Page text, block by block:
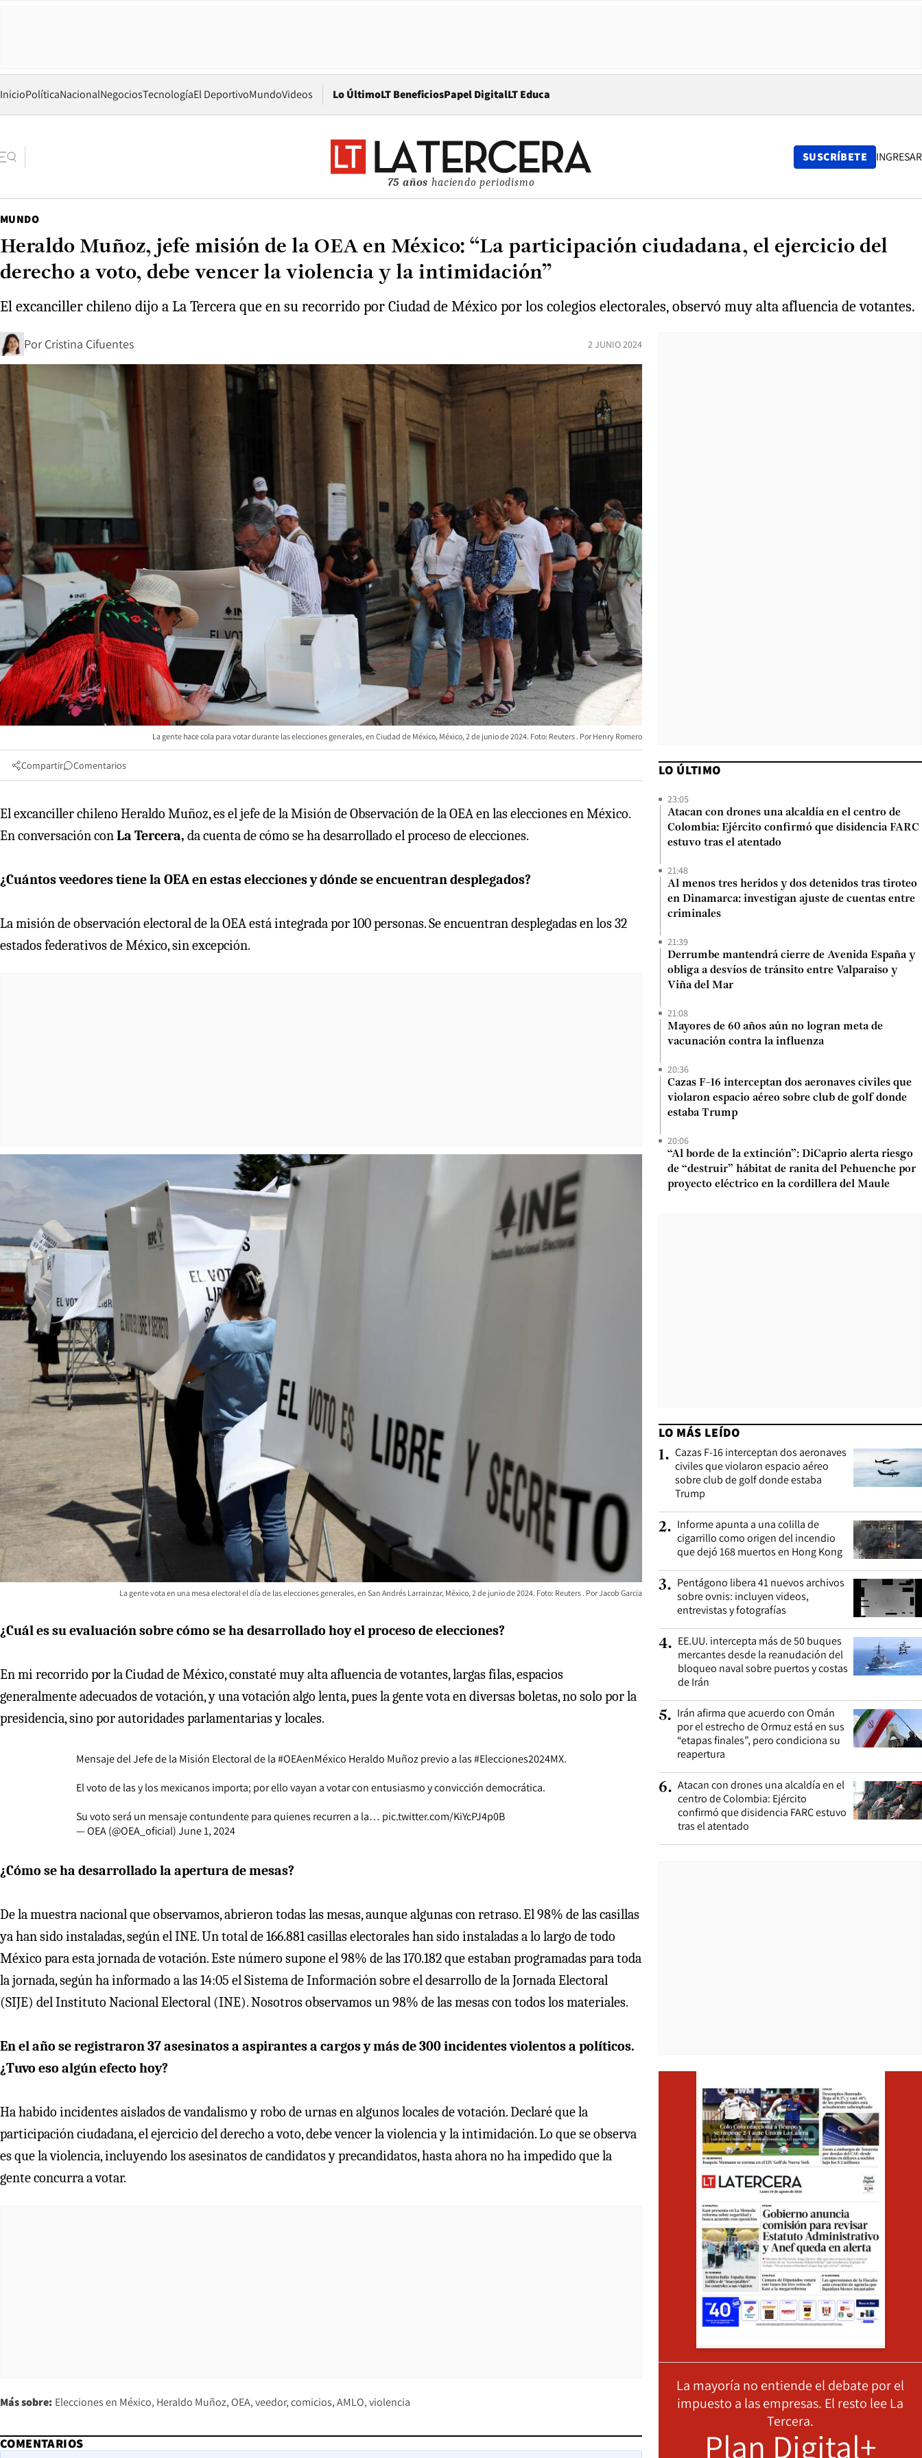
InicioPolíticaNacionalNegociosTecnologíaEl DeportivoMundoVideos Lo ÚltimoLT BeneficiosPapel DigitalOpens in new window
LT Educa
75 años haciendo periodismo
SUSCRÍBETE INGRESAR
MUNDO
Heraldo Muñoz, jefe misión de la OEA en México: “La participación ciudadana, el ejercicio del
derecho a voto, debe vencer la violencia y la intimidación”
El excanciller chileno dijo a La Tercera que en su recorrido por Ciudad de México por los colegios electorales, observó muy alta afluencia de votantes.
Por Cristina Cifuentes 2 JUNIO 2024
La gente hace cola para votar durante las elecciones generales, en Ciudad de México, México, 2 de junio de 2024. Foto: Reuters Henry Romero
Compartir Comentarios
El excanciller chileno Heraldo Muñoz, es el jefe de la Misión de Observación de la OEA en las elecciones en México.
En conversación conLa Tercera, da cuenta de cómo se ha desarrollado el proceso de elecciones.
¿Cuántos veedores tiene la OEA en estas elecciones y dónde se encuentran desplegados?
La misión de observación electoral de la OEA está integrada por 100 personas. Se encuentran desplegadas en los 32
estados federativos de México, sin excepción.
La gente vota en una mesa electoral el día de las elecciones generales, en San Andrés Larrainzar, México, 2 de junio de 2024. Foto: Reuters Jacob Garcia
¿Cuál es su evaluación sobre cómo se ha desarrollado hoy el proceso de elecciones?
En mi recorrido por la Ciudad de México, constaté muy alta afluencia de votantes, largas filas, espacios
generalmente adecuados de votación, y una votación algo lenta, pues la gente vota en diversas boletas, no solo por la
presidencia, sino por autoridades parlamentarias y locales.
Mensaje del Jefe de la Misión Electoral de la#OEAenMéxico Heraldo Muñoz previo a las#Elecciones2024MX.
El voto de las y los mexicanos importa; por ello vayan a votar con entusiasmo y convicción democrática.
Su voto será un mensaje contundente para quienes recurren a la… pic.twitter.com/KiYcPJ4p0B
— OEA (@OEA_oficial)June 1, 2024
¿Cómo se ha desarrollado la apertura de mesas?
De la muestra nacional que observamos, abrieron todas las mesas, aunque algunas con retraso. El 98% de las casillas
ya han sido instaladas, según el INE. Un total de 166.881 casillas electorales han sido instaladas a lo largo de todo
México para esta jornada de votación. Este número supone el 98% de las 170.182 que estaban programadas para toda
la jornada, según ha informado a las 14:05 el Sistema de Información sobre el desarrollo de la Jornada Electoral
(SIJE) del Instituto Nacional Electoral (INE). Nosotros observamos un 98% de las mesas con todos los materiales.
En el año se registraron 37 asesinatos a aspirantes a cargos y más de 300 incidentes violentos a políticos.
¿Tuvo eso algún efecto hoy?
Ha habido incidentes aislados de vandalismo y robo de urnas en algunos locales de votación. Declaré que la
participación ciudadana, el ejercicio del derecho a voto, debe vencer la violencia y la intimidación. Lo que se observa
es que la violencia, incluyendo los asesinatos de candidatos y precandidatos, hasta ahora no ha impedido que la
gente concurra a votar.
Más sobre: Elecciones en México Heraldo Muñoz OEA veedor comicios AMLO violencia
COMENTARIOS
LO ÚLTIMO
23:05
Atacan con drones una alcaldía en el centro de
Colombia: Ejército confirmó que disidencia FARC
estuvo tras el atentado
21:48
Al menos tres heridos y dos detenidos tras tiroteo
en Dinamarca: investigan ajuste de cuentas entre
criminales
21:39
Derrumbe mantendrá cierre de Avenida España y
obliga a desvíos de tránsito entre Valparaíso y
Viña del Mar
21:08
Mayores de 60 años aún no logran meta de
vacunación contra la influenza
20:36
Cazas F-16 interceptan dos aeronaves civiles que
violaron espacio aéreo sobre club de golf donde
estaba Trump
20:06
“Al borde de la extinción”: DiCaprio alerta riesgo
de “destruir” hábitat de ranita del Pehuenche por
proyecto eléctrico en la cordillera del Maule
LO MÁS LEÍDO
1. Cazas F-16 interceptan dos aeronaves
civiles que violaron espacio aéreo
sobre club de golf donde estaba
Trump
2. Informe apunta a una colilla de
cigarrillo como origen del incendio
que dejó 168 muertos en Hong Kong
3. Pentágono libera 41 nuevos archivos
sobre ovnis: incluyen videos,
entrevistas y fotografías
4. EE.UU. intercepta más de 50 buques
mercantes desde la reanudación del
bloqueo naval sobre puertos y costas
de Irán
5. Irán afirma que acuerdo con Omán
por el estrecho de Ormuz está en sus
“etapas finales”, pero condiciona su
reapertura
6. Atacan con drones una alcaldía en el
centro de Colombia: Ejército
confirmó que disidencia FARC estuvo
tras el atentado
La mayoría no entiende el debate por el
impuesto a las empresas. El resto lee La
Tercera.
Plan Digital+